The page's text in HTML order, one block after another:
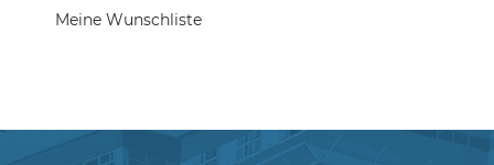
Meine Wunschliste